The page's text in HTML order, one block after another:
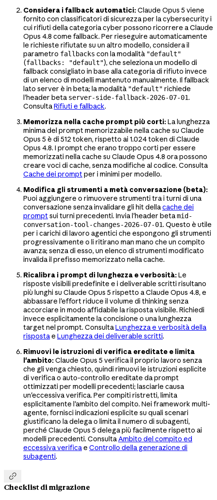
Considera i fallback automatici:Claude Opus 5 viene
fornito con classificatori di sicurezza per la cybersecurity i
cui rifiuti della categoria cyber possono ricorrere a Claude
Opus 4.8 come fallback. Per rieseguire automaticamente
le richieste rifiutate su un altro modello, considera il
parametro fallbacks con la modalità "default"
(fallbacks: "default"), che seleziona un modello di
fallback consigliato in base alla categoria di rifiuto invece
di un elenco di modelli mantenuto manualmente. Il fallback
lato server è in beta; la modalità "default" richiede
l'header beta server-side-fallback-2026-07-01.
ConsultaRifiuti e fallback.
Memorizza nella cache prompt più corti:La lunghezza
minima del prompt memorizzabile nella cache su Claude
Opus 5 è di 512 token, rispetto ai 1.024 token di Claude
Opus 4.8. I prompt che erano troppo corti per essere
memorizzati nella cache su Claude Opus 4.8 ora possono
creare voci di cache, senza modifiche al codice. Consulta
Cache dei promptper i minimi per modello.
Modifica gli strumenti a metà conversazione (beta):
Puoi aggiungere o rimuovere strumenti tra i turni di una
conversazione senza invalidare gli hit dellacache dei
promptsui turni precedenti. Invia l'header betamid-
conversation-tool-changes-2026-07-01. Questo è utile
per i carichi di lavoro agentici che espongono gli strumenti
progressivamente o li ritirano man mano che un compito
avanza; senza di esso, un elenco di strumenti modificato
invalida il prefisso memorizzato nella cache.
Ricalibra i prompt di lunghezza e verbosità:Le
risposte visibili predefinite e i deliverable scritti risultano
più lunghi su Claude Opus 5 rispetto a Claude Opus 4.8, e
abbassare l'effort riduce il volume di thinking senza
accorciare in modo affidabile la risposta visibile. Richiedi
invece esplicitamente la concisione o una lunghezza
target nel prompt. ConsultaLunghezza e verbosità della
rispostae Lunghezza dei deliverable scritti.
Rimuovi le istruzioni di verifica ereditate e limita
l'ambito:Claude Opus 5 verifica il proprio lavoro senza
che gli venga chiesto, quindi rimuovi le istruzioni esplicite
di verifica o auto-controllo ereditate da prompt
ottimizzati per modelli precedenti; lasciarle causa
un'eccessiva verifica. Per compiti ristretti, limita
esplicitamente l'ambito del compito. Nei framework multi-
agente, fornisci indicazioni esplicite su quali scenari
giustificano la delega o limita il numero di subagenti,
perché Claude Opus 5 delega più facilmente rispetto ai
modelli precedenti. ConsultaAmbito del compito ed
eccessiva verificae Controllo della generazione di
subagenti.

Checklist di migrazione